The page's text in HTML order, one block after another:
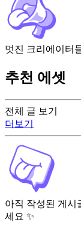
전체 글 보기
더보기
아직 작성된 게시
세요 ✨
멋진 크리에이터
추천 에셋